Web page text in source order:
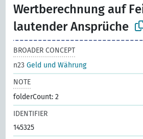
Wertberechnung auf
lautender Ansprüche
BROADER CONCEPT
n23Geld und Währung
NOTE
folderCount: 2
IDENTIFIER
145325